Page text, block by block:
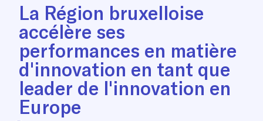
La Région bruxelloise
accélère ses
performances en matière
d'innovation en tant que
leader de l'innovation en
Europe